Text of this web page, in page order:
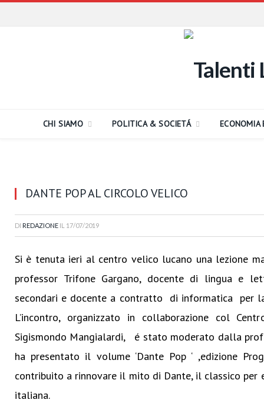
CHI SIAMO POLITICA & SOCIETÁ ECONOMIA
DANTE POP AL CIRCOLO VELICO
DI REDAZIONE IL 17/07/2019
Si è tenuta ieri al centro velico lucano una lezione
professor Trifone Gargano, docente di lingua e
secondari e docente a contratto di informatica per
L’incontro, organizzato in collaborazione col Centr
Sigismondo Mangialardi, é stato moderato dalla
ha presentato il volume ‘Dante Pop ‘ ,edizione
contribuito a rinnovare il mito di Dante, il classico
italiana.